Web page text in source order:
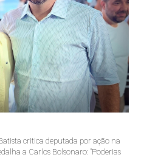
critica deputada por ação na
a Carlos Bolsonaro: "Poderias